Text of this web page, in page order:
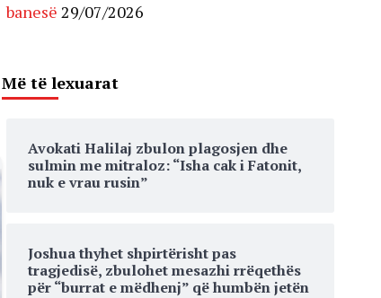
banesë 29/07/2026
Më të lexuarat
Avokati Halilaj zbulon plagosjen dhe
sulmin me mitraloz: “Isha cak i Fatonit,
nuk e vrau rusin”
Joshua thyhet shpirtërisht pas
tragjedisë, zbulohet mesazhi rrëqethës
për “burrat e mëdhenj” që humbën jetën